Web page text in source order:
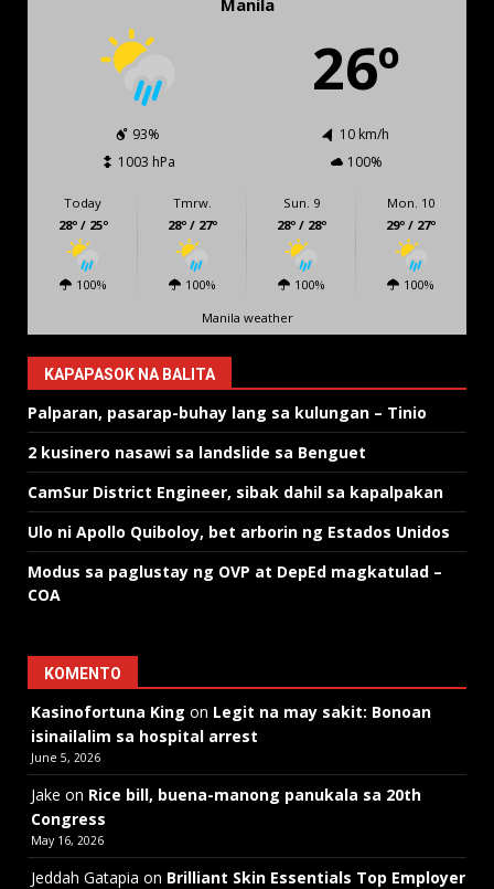
Manila
26º
93%
10 km/h
1003 hPa
100%
Today
28º / 25º
100%
Tmrw.
28º / 27º
100%
Sun. 9
28º / 28º
100%
Mon. 10
29º / 27º
100%
Manila weather
KAPAPASOK NA BALITA
Palparan, pasarap-buhay lang sa kulungan – Tinio
2 kusinero nasawi sa landslide sa Benguet
CamSur District Engineer, sibak dahil sa kapalpakan
Ulo ni Apollo Quiboloy, bet arborin ng Estados Unidos
Modus sa paglustay ng OVP at DepEd magkatulad –
COA
KOMENTO
Kasinofortuna King on Legit na may sakit: Bonoan
isinailalim sa hospital arrest
June 5, 2026
Jake on Rice bill, buena-manong panukala sa 20th
Congress
May 16, 2026
Jeddah Gatapia on Brilliant Skin Essentials Top Employer